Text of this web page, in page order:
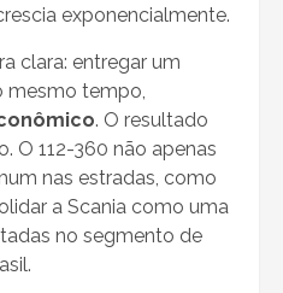
exponencialmente.
clara: entregar um
mesmo tempo,
. O resultado
O 112-360 não apenas
nas estradas, como
a Scania como uma
no segmento de